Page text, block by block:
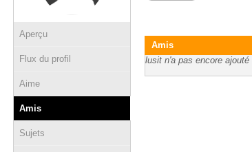
Aperçu
Flux du profil
Aime
Amis
Sujets
Amis
lusit n'a pas encore ajouté